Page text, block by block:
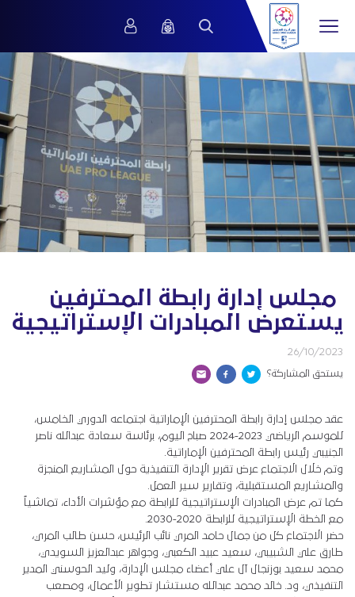
‏ مجلس إدارة رابطة المحترفين
يستعرض المبادرات الإستراتيجية
26/10/2023
يستحق المشاركة؟
عقد مجلس إدارة رابطة المحترفين الإماراتية اجتماعه الدوري الخامس،
للموسم الرياضي 2023-2024 صباح اليوم، برئاسة سعادة عبدالله ناصر
الجنيبي رئيس رابطة المحترفين الإماراتية.
وتم خلال الاجتماع عرض تقرير الإدارة التنفيذية حول المشاريع المنجزة
والمشاريع المستقبلية، وتقارير سير العمل.
كما تم عرض المبادرات الإستراتيجية للرابطة مع مؤشرات الأداء، تماشياً
مع الخطة الإستراتيجية للرابطة 2020-2030.
حضر الاجتماع كل من جمال حامد المري نائب الرئيس، حسن طالب المري،
طارق علي الشبيبي، سعيد عبيد الكعبي، وجواهر عبدالعزيز السويدي،
محمد سعيد بوزنجال آل علي أعضاء مجلس الإدارة، وليد الحوسني المدير
التنفيذي، ود. خالد محمد عبدالله مستشار تطوير الأعمال، ومصعب